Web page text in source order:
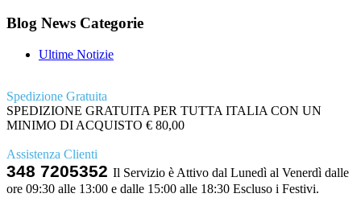
Blog News Categorie
Ultime Notizie
Spedizione Gratuita
SPEDIZIONE GRATUITA PER TUTTA ITALIA CON UN
MINIMO DI ACQUISTO € 80,00
Assistenza Clienti
348 7205352 Il Servizio è Attivo dal Lunedì al Venerdì dalle
ore 09:30 alle 13:00 e dalle 15:00 alle 18:30 Escluso i Festivi.